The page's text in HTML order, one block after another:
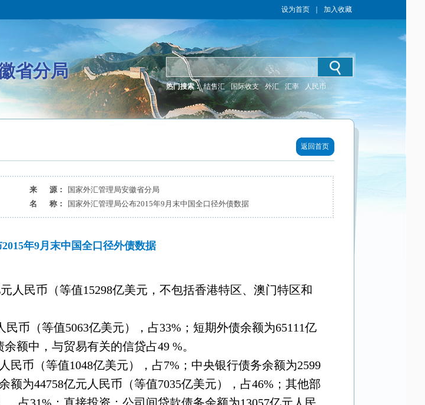
设为首页 加入收藏
省分局
热门搜索： 结售汇 国际收支 外汇 汇率 人民币
返回首页
来 源：
国家外汇管理局安徽省分局
名 称： 国家外汇管理局公布2015年9月末中国全口径外债数据
年9月末中国全口径外债数据
人民币（等值15298亿美元，不包括香港特区、澳门特区和
民币（等值5063亿美元），占33% ；短期外债余额为65111亿
余额中，与贸易有关的信贷占49 %。
民币（等值1048亿美元），占7% ；中央银行债务余额为2599
额为44758亿元人民币（等值7035亿美元），占46% ；其他部